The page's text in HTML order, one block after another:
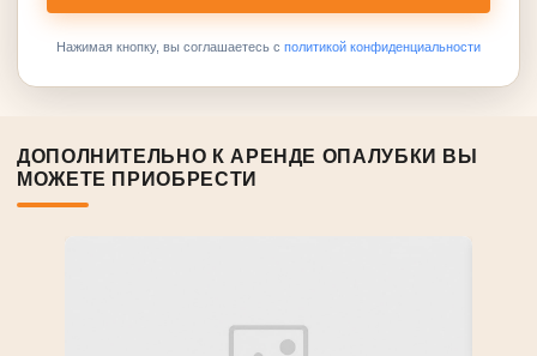
Нажимая кнопку, вы соглашаетесь с политикой конфиденциальности
ДОПОЛНИТЕЛЬНО К АРЕНДЕ ОПАЛУБКИ ВЫ
МОЖЕТЕ ПРИОБРЕСТИ